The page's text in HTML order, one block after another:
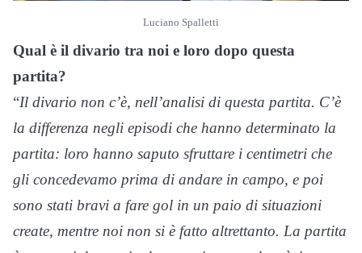
Luciano Spalletti
Qual è il divario tra noi e loro dopo questa
partita?
“Il divario non c’è, nell’analisi di questa partita. C’è
la differenza negli episodi che hanno determinato la
partita: loro hanno saputo sfruttare i centimetri che
gli concedevamo prima di andare in campo, e poi
sono stati bravi a fare gol in un paio di situazioni
create, mentre noi non si è fatto altrettanto. La partita